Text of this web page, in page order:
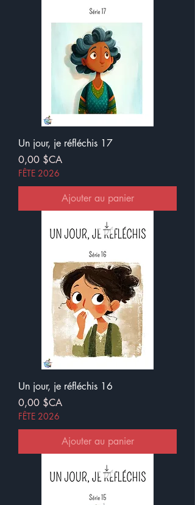
Un jour, je réfléchis 17
Prix
0,00 $CA
FÊTE 2026
Ajouter au panier
Un jour, je réfléchis 16
Prix
0,00 $CA
FÊTE 2026
Ajouter au panier